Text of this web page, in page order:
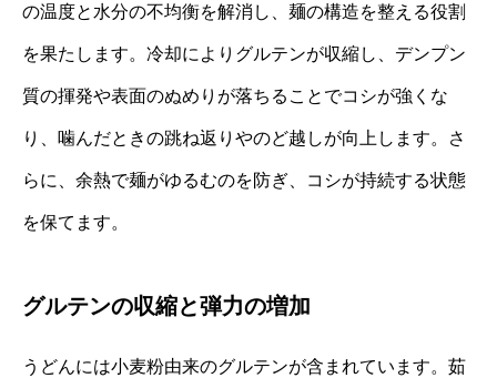
の温度と水分の不均衡を解消し、麺の構造を整える役割
を果たします。冷却によりグルテンが収縮し、デンプン
質の揮発や表面のぬめりが落ちることでコシが強くな
り、噛んだときの跳ね返りやのど越しが向上します。さ
らに、余熱で麺がゆるむのを防ぎ、コシが持続する状態
を保てます。
グルテンの収縮と弾力の増加
うどんには小麦粉由来のグルテンが含まれています。茹